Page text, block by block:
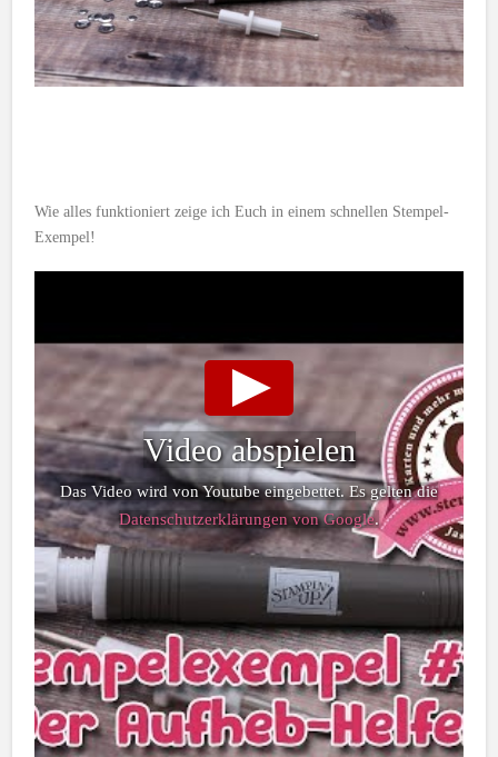
Wie alles funktioniert zeige ich Euch in einem schnellen Stempel-
Exempel!
Video abspielen
Das Video wird von Youtube eingebettet. Es gelten die
Datenschutzerklärungen von Google.